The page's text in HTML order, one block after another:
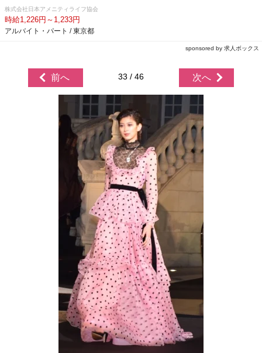
株式会社日本アメニティライフ協会
時給1,226円～1,233円
アルバイト・パート / 東京都
sponsored by 求人ボックス
前へ 33 / 46 次へ